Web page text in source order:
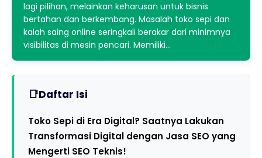
lagi pilihan, melainkan keharusan untuk bisnis
bertahan dan berkembang. Masalah toko sepi dan
kalah saing online seringkali berakar dari minimnya
visibilitas di mesin pencari. Memiliki…
Daftar Isi
Toko Sepi di Era Digital? Saatnya Lakukan
Transformasi Digital dengan Jasa SEO yang
Mengerti SEO Teknis!